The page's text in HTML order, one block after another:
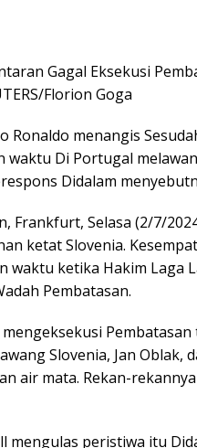
Gagal Eksekusi
Florion Goga
Ronaldo menangis
Di Portugal
Didalam
Frankfurt, Selasa (2/7/
ketat Slovenia.
waktu ketika Hakim Laga
Pembatasan.
Slovenia, Jan
air mata. Rekan-
mengulas peristiwa itu